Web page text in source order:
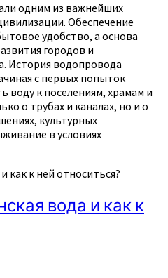
одним из важнейших
Обеспечение
удобство, а основа
городов и
История водопровода
с первых попыток
воду к поселениям, храмам и
о трубах и каналах, но и о
культурных
в условиях
как к ней относиться?
вода и как к